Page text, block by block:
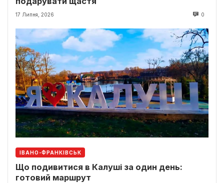
17 Липня, 2026 0
ІВАНО-ФРАНКІВСЬК
Що подивитися в Калуші за один день:
готовий маршрут